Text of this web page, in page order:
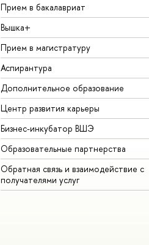
Прием в бакалавриат
Вышка+
Прием в магистратуру
Аспирантура
Дополнительное образование
Центр развития карьеры
Бизнес-инкубатор ВШЭ
Образовательные партнерства
Обратная связь и взаимодействие с
получателями услуг